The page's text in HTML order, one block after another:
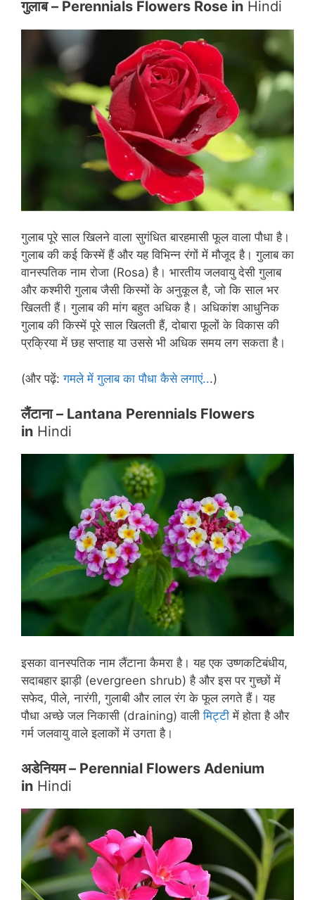
गुलाब– Perennials Flowers Rose in Hindi
गुलाब पूरे साल खिलने वाला सुगंधित बारहमासी फूल वाला पौधा है।
गुलाब की कई किस्में हैं और यह विभिन्न रंगों में मौजूद है। गुलाब का
वानस्पतिक नाम रोजा (Rosa) है। भारतीय जलवायु देसी गुलाब
और कश्मीरी गुलाब जैसी किस्मों के अनुकूल है, जो कि साल भर
खिलती हैं। गुलाब की मांग बहुत अधिक है। अधिकांश आधुनिक
गुलाब की किस्में पूरे साल खिलती हैं, दोबारा फूलों के विकास की
प्रक्रिया में छह सप्ताह या उससे भी अधिक समय लग सकता है।
(और पढ़ें:गमले में गुलाब का पौधा कैसे लगाएं...)
लैंटाना– Lantana Perennials Flowers
in Hindi
इसका वानस्पतिक नाम लैंटाना कैमरा है। यह एक उष्णकटिबंधीय,
सदाबहार झाड़ी (evergreen shrub) है और इस पर गुच्छों में
सफेद, पीले, नारंगी, गुलाबी और लाल रंग के फूल लगते हैं। यह
पौधा अच्छे जल निकासी (draining) वालीमिट्टी में होता है और
गर्म जलवायु वाले इलाकों में उगता है।
अडेनियम – Perennial Flowers Adenium
in Hindi